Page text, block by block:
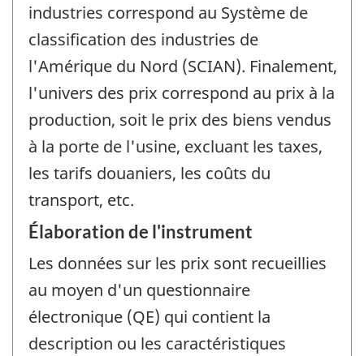
industries correspond au Système de
classification des industries de
l'Amérique du Nord (SCIAN). Finalement,
l'univers des prix correspond au prix à la
production, soit le prix des biens vendus
à la porte de l'usine, excluant les taxes,
les tarifs douaniers, les coûts du
transport, etc.
Élaboration de l'instrument
Les données sur les prix sont recueillies
au moyen d'un questionnaire
électronique (QE) qui contient la
description ou les caractéristiques